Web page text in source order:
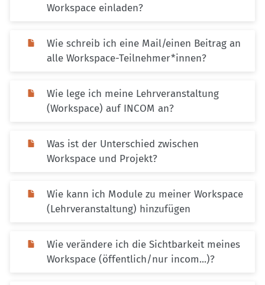
Workspace einladen?
Wie schreib ich eine Mail/einen Beitrag an
alle Workspace-Teilnehmer*innen?
Wie lege ich meine Lehrveranstaltung
(Workspace) auf INCOM an?
Was ist der Unterschied zwischen
Workspace und Projekt?
Wie kann ich Module zu meiner Workspace
(Lehrveranstaltung) hinzufügen
Wie verändere ich die Sichtbarkeit meines
Workspace (öffentlich/nur incom...)?